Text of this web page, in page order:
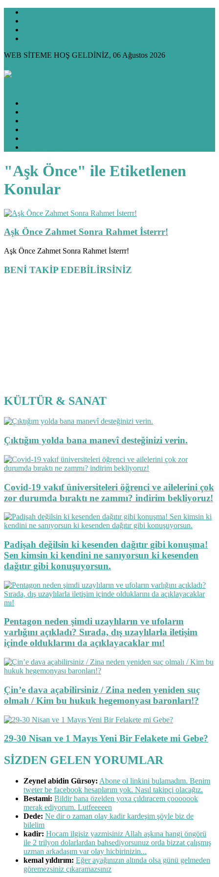
WEB SİTEME HOŞ GELDİNİZ, 06 Ağustos 2026
"Aşk Önce" ile Etiketlenen
Konular
Aşk Önce Zahmet Sonra Rahmet İsterrr!
Aşk Önce Zahmet Sonra Rahmet İsterrr!
BENİ TAKİP EDEBİLİRSİNİZ
KÜLTÜR & SANAT
Çıktığım yolda bana manevî desteğinizi verin.
Covid-19 vakıf üniversiteleri öğrenci ve ailelerini çok
zor durumda bıraktı ne zammı? indirim bekliyoruz!
Padişah değilsin ki kesenden dağıtır gibi konuşma!
Sen kimsin ki kendini ne sanıyorsun ki kesenden
dağıtır gibi konuşuyorsun.
Pentagon neden şimdi uzaylıların ve ufoların
varlığını açıkladı? Sırada, dış uzaylılarla iletişim
içinde olduklarını da açıklayacaklar mı!
Çin’e dava açabilirsiniz / Zina neden yeniden suç
olmalı / Kim bu hukuk hegemonyası baronları!?
29-30 Nisan ve 1 Mayıs Yeni Bir Felakete mi Gebe?
SİZDEN GELEN YORUMLAR
Zeynel abidin Gürsoy: Abone ol linkini bulamadım. Benim
tweter be facebook hesaplarım yok. Nasıl takipçi olacağız.
Bestami: Bildir bana özelden yoxa çıldıracem çooooook
merak ediyorum. Lutfeeeeen
Dede: Ne dir o zaman olay kadir kardeşim şöyle biz de
bilelim
kadir: Hocam ilgisiz yazmisiniz Allah aşkına hangi öngörü
ile 2 trilyon dolarlardan bahsediyorsunuz orda bizzat çalışmış
uzman arkadaşım var olay hicbirinizin...
kemal yıldırım: Eğer ayağınızın altında olsa günü gelmeden
göremezsiniz çıkaramazsınız